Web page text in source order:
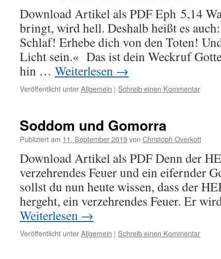
Download Artikel als PDF Eph 5,14
bringt, wird hell. Deshalb heißt es
Schlaf! Erhebe dich von den Toten!
Licht sein.« Das ist dein Weckruf
hin … Weiterlesen →
Veröffentlicht unterAllgemein | Schreib einen Kommentar
Soddom und Gomorra
Publiziert am 11. September 2019von Christoph Overkott
Download Artikel als PDF Denn der
verzehrendes Feuer und ein eifernder
sollst du nun heute wissen, dass der
hergeht, ein verzehrendes Feuer. Er
Weiterlesen →
Veröffentlicht unterAllgemein | Schreib einen Kommentar